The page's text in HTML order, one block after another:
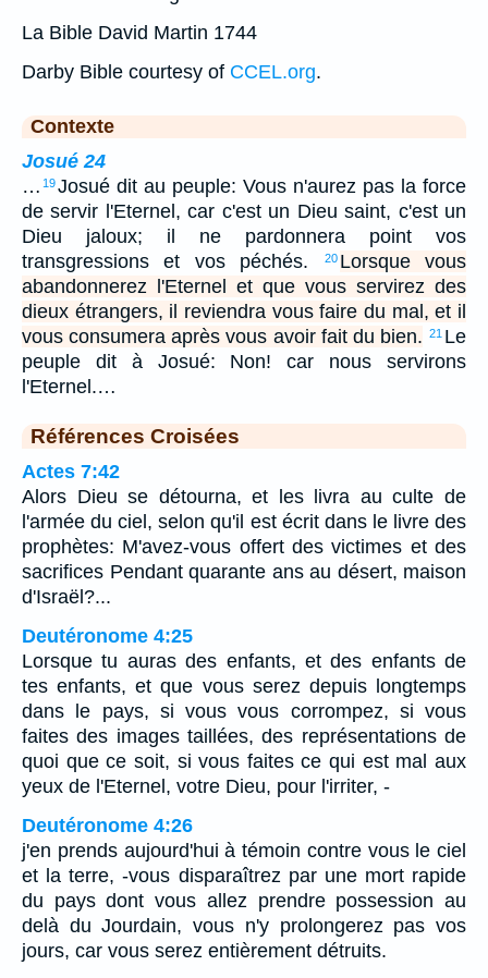
La Bible David Martin 1744
Darby Bible courtesy of CCEL.org.
Contexte
Josué 24
… 19Josué dit au peuple: Vous n'aurez pas la force
de servir l'Eternel, car c'est un Dieu saint, c'est un
Dieu jaloux; il ne pardonnera point vos
transgressions et vos péchés.
20 Lorsque vous
abandonnerez l'Eternel et que vous servirez des
dieux étrangers, il reviendra vous faire du mal, et il
vous consumera après vous avoir fait du bien. 21 Le
peuple dit à Josué: Non! car nous servirons
l'Eternel.…
Références Croisées
Actes 7:42
Alors Dieu se détourna, et les livra au culte de
l'armée du ciel, selon qu'il est écrit dans le livre des
prophètes: M'avez-vous offert des victimes et des
sacrifices Pendant quarante ans au désert, maison
d'Israël?...
Deutéronome 4:25
Lorsque tu auras des enfants, et des enfants de
tes enfants, et que vous serez depuis longtemps
dans le pays, si vous vous corrompez, si vous
faites des images taillées, des représentations de
quoi que ce soit, si vous faites ce qui est mal aux
yeux de l'Eternel, votre Dieu, pour l'irriter, -
Deutéronome 4:26
j'en prends aujourd'hui à témoin contre vous le ciel
et la terre, -vous disparaîtrez par une mort rapide
du pays dont vous allez prendre possession au
delà du Jourdain, vous n'y prolongerez pas vos
jours, car vous serez entièrement détruits.